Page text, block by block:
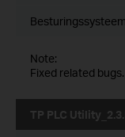
Note:
Fixed related bugs.
TP PLC